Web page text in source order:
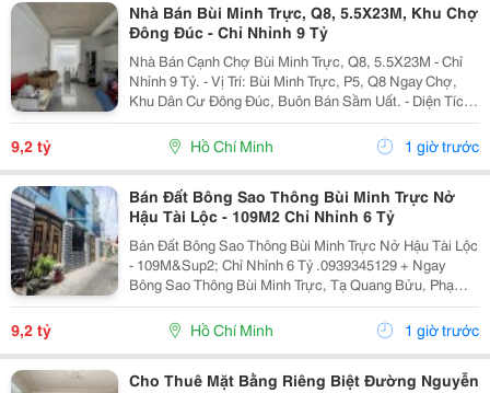
Nhà Bán Bùi Minh Trực, Q8, 5.5X23M, Khu Chợ
Đông Đúc - Chỉ Nhỉnh 9 Tỷ
Nhà Bán Cạnh Chợ Bùi Minh Trực, Q8, 5.5X23M - Chỉ
Nhỉnh 9 Tỷ. - Vị Trí: Bùi Minh Trực, P5, Q8 Ngay Chợ,
Khu Dân Cư Đông Đúc, Buôn Bán Sầm Uất. - Diện Tích:
5.5 X 23M Siêu Rộng, Thoáng Mát. Kết Cấu: 1 Trệt 1
Lầu, 5 Phòng Ngủ, Sân Siêu Rộng,...
9,2 tỷ Hồ Chí Minh 1 giờ trước
Bán Đất Bông Sao Thông Bùi Minh Trực Nở
Hậu Tài Lộc - 109M2 Chỉ Nhỉnh 6 Tỷ
Bán Đất Bông Sao Thông Bùi Minh Trực Nở Hậu Tài Lộc
- 109M&Sup2; Chỉ Nhỉnh 6 Tỷ .0939345129 + Ngay
Bông Sao Thông Bùi Minh Trực, Tạ Quang Bửu, Phạm
Thế Hiển, Liên Tỉnh 5... + Tiện Ích: Gần Chợ Nhị Thiên
Đường, Trường Học Các Cấp, Bến Xe Q8......
9,2 tỷ Hồ Chí Minh 1 giờ trước
Cho Thuê Mặt Bằng Riêng Biệt Đường Nguyễn